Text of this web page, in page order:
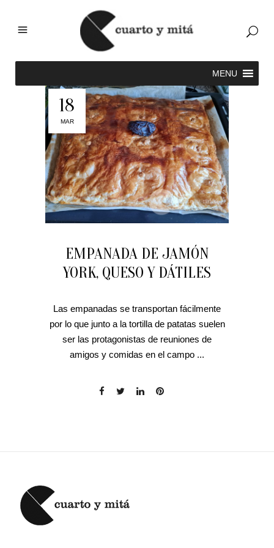
18
MAR
EMPANADA DE JAMÓN
YORK, QUESO Y DÁTILES
Las empanadas se transportan fácilmente
por lo que junto a la tortilla de patatas suelen
ser las protagonistas de reuniones de
amigos y comidas en el campo ...